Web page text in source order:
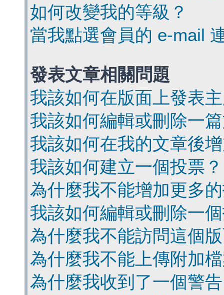
如何改變我的等級？
當我點選會員的 e-mail
發表文章相關問題
我該如何在版面上發表
我該如何編輯或刪除一
我該如何在我的文章後
我該如何建立一個投票？
為什麼我不能增加更多
我該如何編輯或刪除一
為什麼我不能訪問這個
為什麼我不能上傳附加
為什麼我收到了一個警